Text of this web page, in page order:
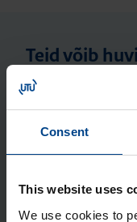
Consent
This website uses
We use cookies to
Teid võib